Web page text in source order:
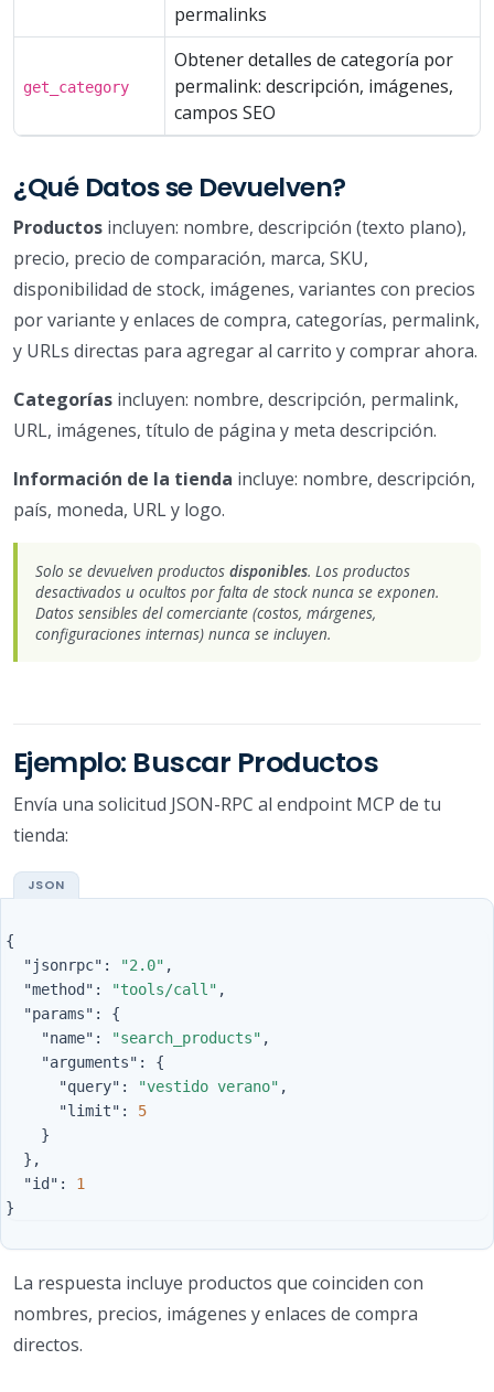
permalinks
get_category
Obtener detalles de categoría por
permalink: descripción, imágenes,
campos SEO
¿Qué Datos se Devuelven?
Productos incluyen: nombre, descripción (texto plano),
precio, precio de comparación, marca, SKU,
disponibilidad de stock, imágenes, variantes con precios
por variante y enlaces de compra, categorías, permalink,
y URLs directas para agregar al carrito y comprar ahora.
Categorías incluyen: nombre, descripción, permalink,
URL, imágenes, título de página y meta descripción.
Información de la tienda incluye: nombre, descripción,
país, moneda, URL y logo.
Solo se devuelven productos disponibles. Los productos
desactivados u ocultos por falta de stock nunca se exponen.
Datos sensibles del comerciante (costos, márgenes,
configuraciones internas) nunca se incluyen.
Ejemplo: Buscar Productos
Envía una solicitud JSON-RPC al endpoint MCP de tu
tienda:
{
"jsonrpc" : "2.0" ,
"method" : "tools/call" ,
"params" :
{
"name" : "search_products" ,
"arguments" :
{
"query" : "vestido verano" ,
"limit" :
5
}
},
"id" :
1
}
La respuesta incluye productos que coinciden con
nombres, precios, imágenes y enlaces de compra
directos.